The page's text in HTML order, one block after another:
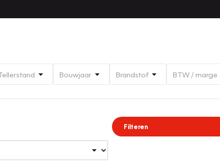
Bouwjaar Brandstof BTW / marge
Filteren